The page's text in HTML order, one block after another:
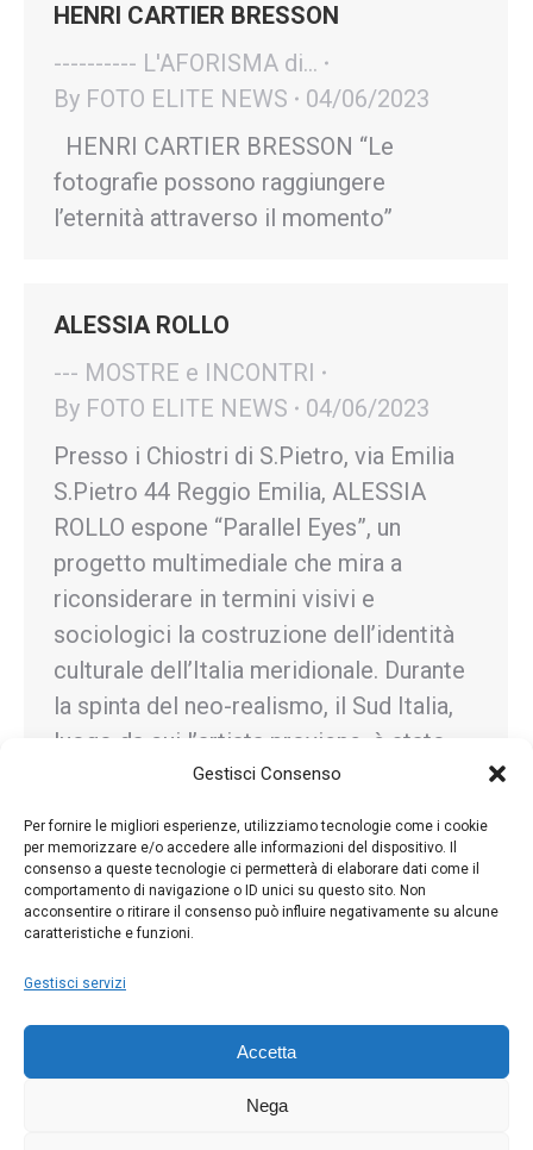
Gestisci Consenso
Per fornire le migliori esperienze, utilizziamo tecnologie come i cookie
per memorizzare e/o accedere alle informazioni del dispositivo. Il
consenso a queste tecnologie ci permetterà di elaborare dati come il
comportamento di navigazione o ID unici su questo sito. Non
acconsentire o ritirare il consenso può influire negativamente su alcune
caratteristiche e funzioni.
Gestisci servizi
Accetta
Nega
HENRI CARTIER BRESSON
---------- L'AFORISMA di...
By FOTO ELITE NEWS
04/06/2023
HENRI CARTIER BRESSON “Le
fotografie possono raggiungere
l’eternità attraverso il momento”
ALESSIA ROLLO
--- MOSTRE e INCONTRI
By FOTO ELITE NEWS
04/06/2023
Presso i Chiostri di S.Pietro, via Emilia
S.Pietro 44 Reggio Emilia, ALESSIA
ROLLO espone “Parallel Eyes”, un
progetto multimediale che mira a
riconsiderare in termini visivi e
sociologici la costruzione dell’identità
culturale dell’Italia meridionale. Durante
la spinta del neo-realismo, il Sud Italia,
luogo da cui l’artista proviene, è stato
visivamente studiato da antropologi,
cineasti e…
← 1 …